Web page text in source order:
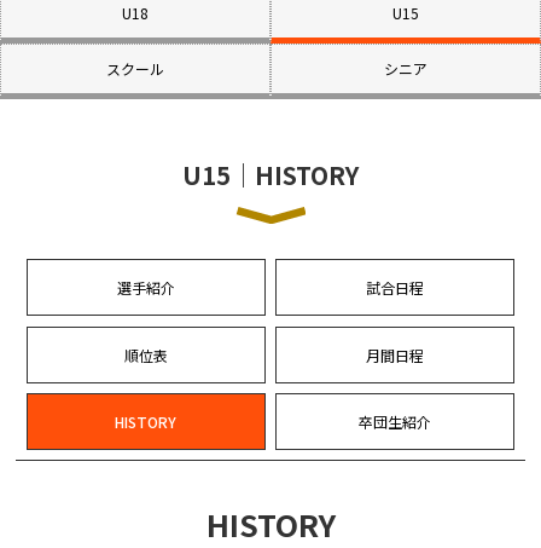
U18 U15
スクール シニア
U15｜HISTORY
選手紹介 試合日程
順位表 月間日程
HISTORY 卒団生紹介
HISTORY